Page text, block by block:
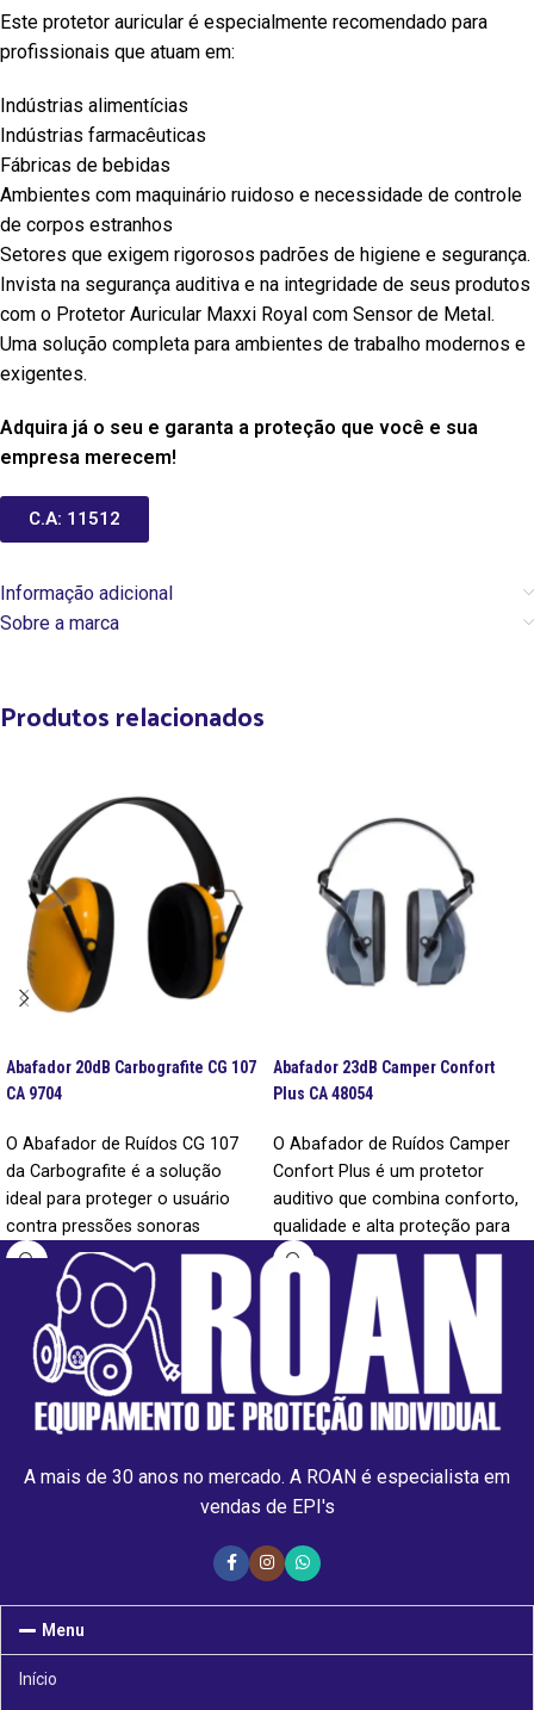
Este protetor auricular é especialmente recomendado para
profissionais que atuam em:
Indústrias alimentícias
Indústrias farmacêuticas
Fábricas de bebidas
Ambientes com maquinário ruidoso e necessidade de controle
de corpos estranhos
Setores que exigem rigorosos padrões de higiene e segurança.
Invista na segurança auditiva e na integridade de seus produtos
com o Protetor Auricular Maxxi Royal com Sensor de Metal.
Uma solução completa para ambientes de trabalho modernos e
exigentes.
Adquira já o seu e garanta a proteção que você e sua
empresa merecem!
C.A: 11512
Informação adicional
Sobre a marca
Produtos relacionados
Abafador 20dB Carbografite CG 107
CA 9704
O Abafador de Ruídos CG 107
da Carbografite é a solução
ideal para proteger o usuário
contra pressões sonoras
elevadas. Seu design tipo
concha oval cobre as orelhas
completamente, enquanto os
materiais de alta resistência
garantem durabilidade e
conforto durante o uso
prolongado.
Abafador 23dB Camper Confort
Plus CA 48054
O Abafador de Ruídos Camper
Confort Plus é um protetor
auditivo que combina conforto,
qualidade e alta proteção para
seus usuários. Projetado com
uma haste acima da cabeça, o
abafador mantém a pressão
constante, garantindo uma
ótima vedação e proteção
eficaz por longos períodos.
A mais de 30 anos no mercado. A ROAN é especialista em
vendas de EPI's
Menu
Início